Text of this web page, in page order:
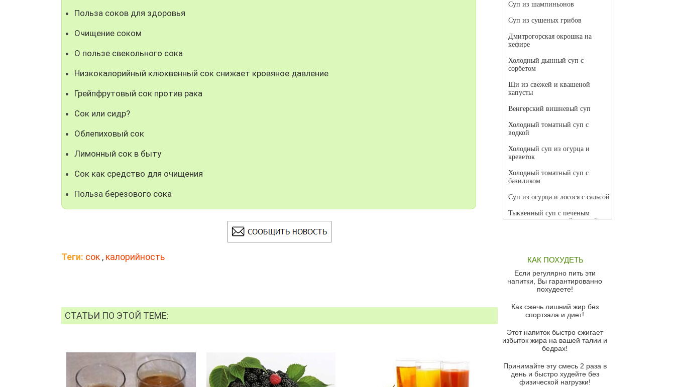
Польза соков для здоровья
Очищение соком
О пользе свекольного сока
Низкокалорийный клюквенный сок снижает кровяное давление
Грейпфрутовый сок против рака
Сок или сидр?
Облепиховый сок
Лимонный сок в быту
Сок как средство для очищения
Польза березового сока
Теги: сок , калорийность
СТАТЬИ ПО ЭТОЙ ТЕМЕ:
Суп из шампиньонов
Суп из сушеных грибов
Дмитрогорская окрошка на
кефире
Холодный дынный суп с
сорбетом
Щи из свежей и квашеной
капусты
Венгерский вишневый суп
Холодный томатный суп с
водкой
Холодный суп из огурца и
креветок
Холодный томатный суп с
базиликом
Суп из огурца и лосося с сальсой
Тыквенный суп с печеным
чесноком и томатной сальсой
красного перца
Парижский луковый суп
Суп из спаржи и горошка с
Суп-крем из цветной капусты
Французский луковый суп
Суп из баклажанов с моцареллой
Грибной крем-суп с кростини с
козьим сыром
КАК ПОХУДЕТЬ
Если регулярно пить эти
напитки, Вы гарантированно
похудеете!
Как сжечь лишний жир без
спортзала и диет!
Этот напиток быстро сжигает
избыток жира на вашей талии и
бедрах!
Принимайте эту смесь 2 раза в
день и быстро худейте без
физической нагрузки!